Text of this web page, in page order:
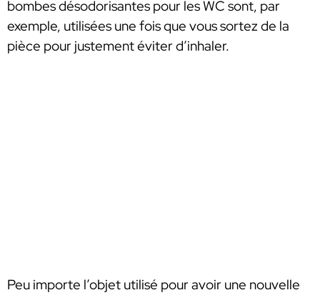
bombes désodorisantes pour les WC sont, par
exemple, utilisées une fois que vous sortez de la
pièce pour justement éviter d’inhaler.
Peu importe l’objet utilisé pour avoir une nouvelle